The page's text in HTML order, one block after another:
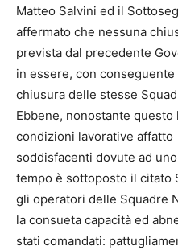
Matteo Salvini ed il
affermato che nessuna
prevista dal precedente
in essere, con
chiusura delle stesse
Ebbene, nonostante
condizioni lavorative affatto
soddisfacenti dovute ad
tempo è sottoposto il citato
gli operatori delle Squadre
la consueta capacità ed
stati comandati: